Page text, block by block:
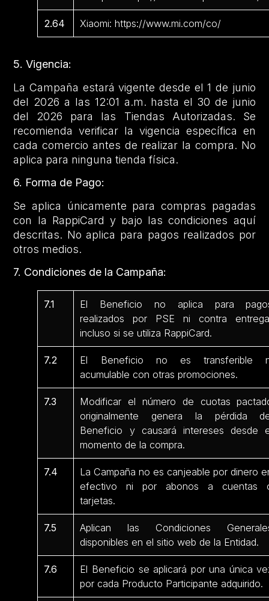
2.64 Xiaomi: https://www.mi.com/co/
5. Vigencia:
La Campaña estará vigente desde el 1 de junio
del 2026 a las 12:01 a.m. hasta el 30 de junio
del 2026 para las Tiendas Autorizadas. Se
recomienda verificar la vigencia específica en
cada comercio antes de realizar la compra. No
aplica para ninguna tienda física.
6. Forma de Pago:
Se aplica únicamente para compras pagadas
con la RappiCard y bajo las condiciones aquí
descritas. No aplica para pagos realizados por
otros medios.
7. Condiciones de la Campaña:
7.1
El Beneficio no aplica para
realizados por PSE ni contra
incluso si se utiliza RappiCard.
7.2
El Beneficio no es transferible
acumulable con otras promociones.
7.3
Modificar el número de cuotas
originalmente genera la pérdida
Beneficio y causará intereses desde
momento de la compra.
7.4
La Campaña no es canjeable por dinero
efectivo ni por abonos a cuentas
tarjetas.
7.5
Aplican las Condiciones
disponibles en el sitio web de la Entidad.
7.6
El Beneficio se aplicará por una única
por cada Producto Participante adquirido.